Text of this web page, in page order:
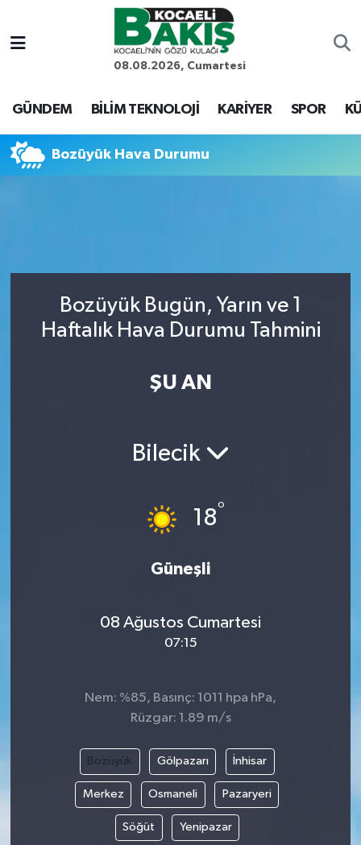
08.08.2026, Cumartesi
GÜNDEM BİLİM TEKNOLOJİ KARİYER SPOR
Bozüyük Hava Durumu
Bozüyük Bugün, Yarın ve 1
Haftalık Hava Durumu Tahmini
ŞU AN
Bilecik
18°
Güneşli
08 Ağustos Cumartesi
07:15
Nem: %85, Basınç: 1011 hpa hPa,
Rüzgar: 1.89 m/s
Bozüyük Gölpazarı İnhisar
Merkez Osmaneli Pazaryeri
Söğüt Yenipazar
Kocaeli Nöbetçi Eczaneler
Kocaeli Hava Durumu
Haber Arşivi